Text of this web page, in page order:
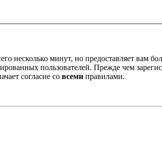
несколько минут, но предоставляет вам
пользователей. Прежде чем
согласие со всеми правилами.